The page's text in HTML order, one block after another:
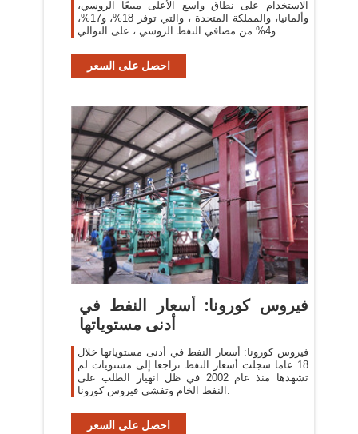
الاستخدام على نطاق واسع الأعلى مبيعًا الروسي،
وألمانيا، والمملكة المتحدة ، والتي توفر 18%، و17%،
و4% من مصافي النفط الروسي ، على التوالي.
احصل على السعر
فيروس كورونا: أسعار النفط في
أدنى مستوياتها
فيروس كورونا: أسعار النفط في أدنى مستوياتها خلال
18 عاما سجلت أسعار النفط تراجعا إلى مستويات لم
تشهدها منذ عام 2002 في ظل انهيار الطلب على
النفط الخام وتفشي فيروس كورونا.
احصل على السعر